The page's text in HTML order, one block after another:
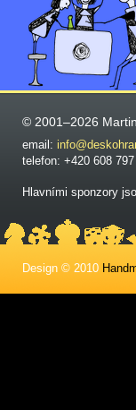
© 2001–2026
email:
telefon: +420 608
Hlavními sponzory
Design © 2010